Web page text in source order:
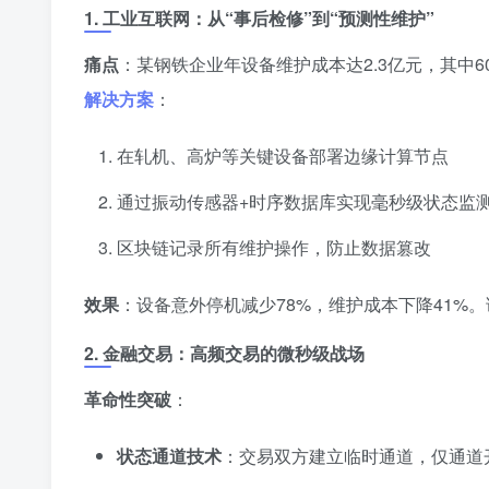
1. 工业互联网：从“事后检修”到“预测性维护”
痛点 ：某钢铁企业年设备维护成本达2.3亿元，其中
解决方案 ：
在轧机、高炉等关键设备部署边缘计算节点
通过振动传感器+时序数据库实现毫秒级状态监
区块链记录所有维护操作，防止数据篡改
效果 ：设备意外停机减少78%，维护成本下降41%
2. 金融交易：高频交易的微秒级战场
革命性突破 ：
状态通道技术 ：交易双方建立临时通道，仅通